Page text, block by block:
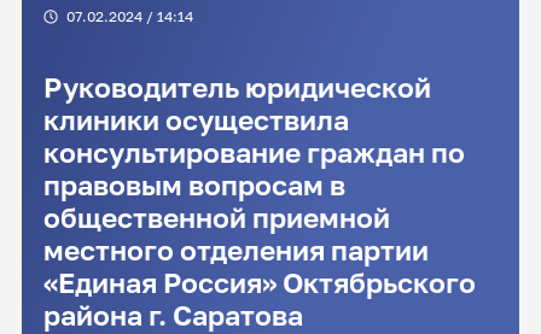
07.02.2024 / 14:14
Руководитель юридической
клиники осуществила
консультирование граждан по
правовым вопросам в
общественной приемной
местного отделения партии
«Единая Россия» Октябрьского
района г. Саратова